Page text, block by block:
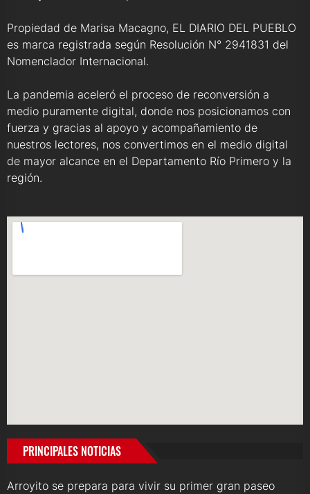
Propiedad de Marisa Macagno, EL DIARIO DEL PUEBLO
es marca registrada según Resolución N° 2941831 del
Nomenclador Internacional.
La pandemia aceleró el proceso de reconversión a
medio puramente digital, donde nos posicionamos con
fuerza y gracias al apoyo y acompañamiento de
nuestros lectores, nos convertimos en el medio digital
de mayor alcance en el Departamento Río Primero y la
región.
PRINCIPALES NOTICIAS
Arroyito se prepara para vivir su primer gran paseo